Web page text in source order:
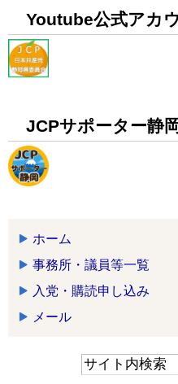
Youtube公式アカ
JCPサポーター静
ホーム
事務所・議員等一覧
入党・購読申し込み
メール